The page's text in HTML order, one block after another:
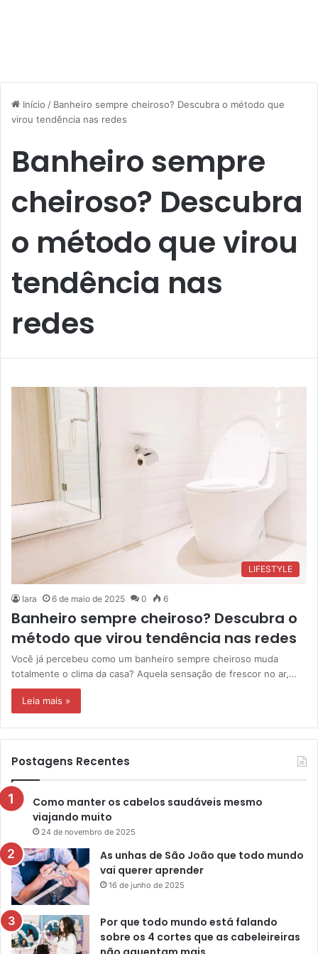
Início / Banheiro sempre cheiroso? Descubra o método que
virou tendência nas redes
Banheiro sempre
cheiroso? Descubra
o método que virou
tendência nas
redes
LIFESTYLE
Iara 6 de maio de 2025 0 6
Banheiro sempre cheiroso? Descubra o
método que virou tendência nas redes
Você já percebeu como um banheiro sempre cheiroso muda
totalmente o clima da casa? Aquela sensação de frescor no ar,…
Leia mais »
Postagens Recentes
Como manter os cabelos saudáveis mesmo
viajando muito
24 de novembro de 2025
As unhas de São João que todo mundo
vai querer aprender
16 de junho de 2025
Por que todo mundo está falando
sobre os 4 cortes que as cabeleireiras